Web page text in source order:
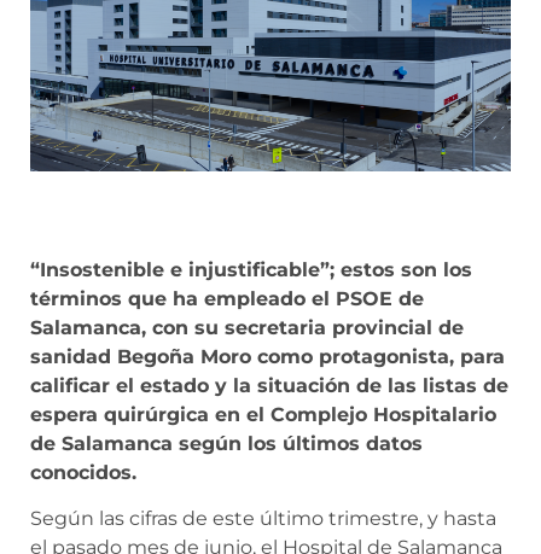
“Insostenible e injustificable”; estos son los
términos que ha empleado el PSOE de
Salamanca, con su secretaria provincial de
sanidad Begoña Moro como protagonista, para
calificar el estado y la situación de las listas de
espera quirúrgica en el Complejo Hospitalario
de Salamanca según los últimos datos
conocidos.
Según las cifras de este último trimestre, y hasta
el pasado mes de junio, el Hospital de Salamanca